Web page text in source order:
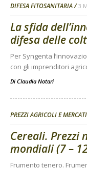
DIFESA FITOSANITARIA 3
La sfida
difesa delle
Per Syngenta
con gli imprenditori
Di Claudia Notari
PREZZI AGRICOLI E MERCATI
Cereali. Prezzi
mondiali (7 –
Frumento tenero.